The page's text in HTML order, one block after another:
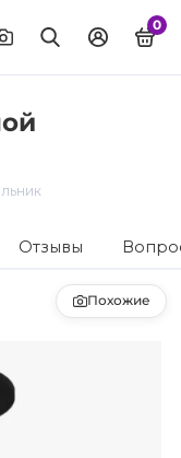
0
Отзывы
Похожие